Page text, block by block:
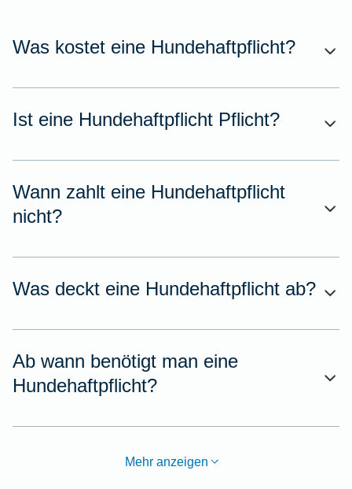
Was kostet eine Hundehaftpflicht?
Ist eine Hundehaftpflicht Pflicht?
Wann zahlt eine Hundehaftpflicht
nicht?
Was deckt eine Hundehaftpflicht ab?
Ab wann benötigt man eine
Hundehaftpflicht?
Mehr anzeigen